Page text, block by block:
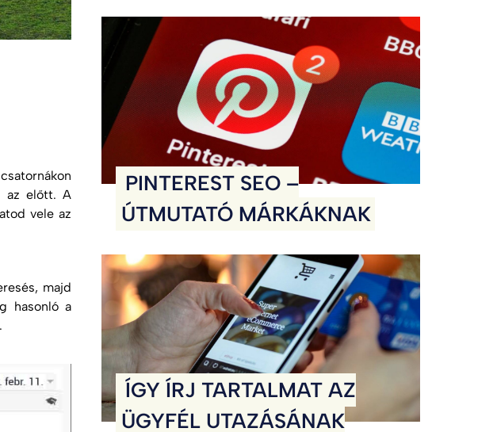
az előtt. A
vele az
majd
hasonló a
PINTEREST SEO –
ÚTMUTATÓ MÁRKÁKNAK
ÍGY ÍRJ TARTALMAT AZ
ÜGYFÉL UTAZÁSÁNAK